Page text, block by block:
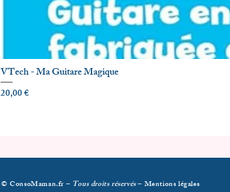
VTech - Ma Guitare Magique
Prix
20,00 €
© ConsoMaman.fr – Tous droits réservés– Mentions légales